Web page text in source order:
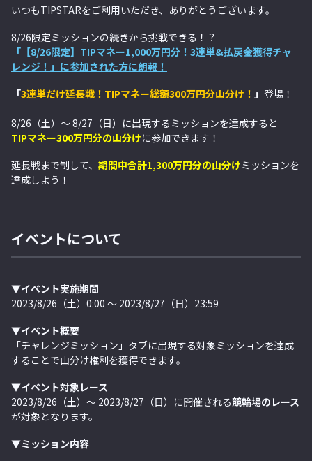
いつもTIPSTARをご利用いただき、ありがとうございます。
8/26限定ミッションの続きから挑戦できる！？
「【8/26限定】TIPマネー1,000万円分！3連単&払戻金獲得チャ
レンジ！」に参加された方に朗報！
「3連単だけ延長戦！TIPマネー総額300万円分山分け！ 」 登場！
8/26（土）～ 8/27（日）に出現するミッションを達成すると
TIPマネー300万円分の山分けに参加できます！
延長戦まで制して、 期間中合計1,300万円分の山分けミッションを
達成しよう！
イベントについて
▼イベント実施期間
2023/8/26（土）0:00 ～ 2023/8/27（日）23:59
▼イベント概要
「チャレンジミッション」タブに出現する対象ミッションを達成
することで山分け権利を獲得できます。
▼イベント対象レース
2023/8/26（土）～ 2023/8/27（日）に開催される競輪場のレース
が対象となります。
▼ミッション内容